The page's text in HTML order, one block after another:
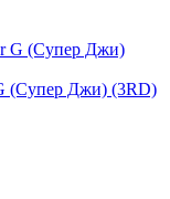
(Супер Джи) (3RD)